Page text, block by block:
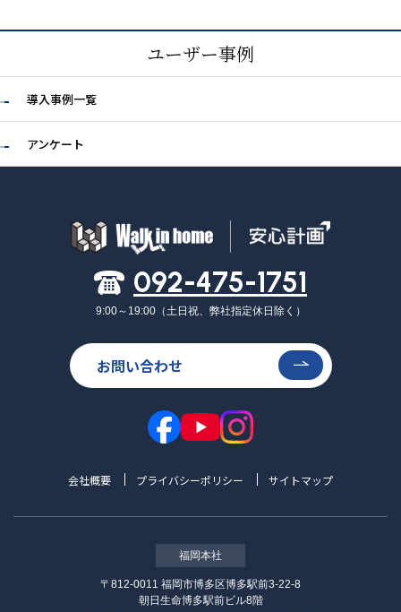
ユーザー事例
導入事例一覧
アンケート
092-475-1751
9:00～19:00（土日祝、弊社指定休日除く）
お問い合わせ
会社概要 プライバシーポリシー サイトマップ
福岡本社
〒812-0011 福岡市博多区博多駅前3-22-8
朝日生命博多駅前ビル8階